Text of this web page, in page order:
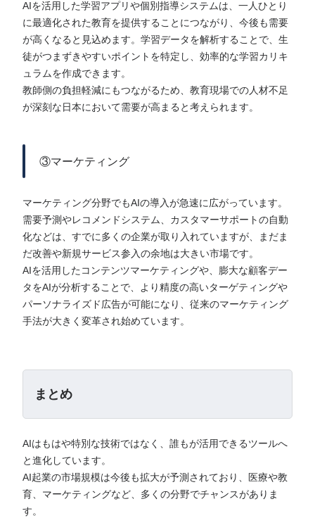
AIを活用した学習アプリや個別指導システムは、一人ひとり
に最適化された教育を提供することにつながり、今後も需要
が高くなると見込めます。学習データを解析することで、生
徒がつまずきやすいポイントを特定し、効率的な学習カリキ
ュラムを作成できます。
教師側の負担軽減にもつながるため、教育現場での人材不足
が深刻な日本において需要が高まると考えられます。
③マーケティング
マーケティング分野でもAIの導入が急速に広がっています。
需要予測やレコメンドシステム、カスタマーサポートの自動
化などは、すでに多くの企業が取り入れていますが、まだま
だ改善や新規サービス参入の余地は大きい市場です。
AIを活用したコンテンツマーケティングや、膨大な顧客デー
タをAIが分析することで、より精度の高いターゲティングや
パーソナライズド広告が可能になり、従来のマーケティング
手法が大きく変革され始めています。
まとめ
AIはもはや特別な技術ではなく、誰もが活用できるツールへ
と進化しています。
AI起業の市場規模は今後も拡大が予測されており、医療や教
育、マーケティングなど、多くの分野でチャンスがありま
す。